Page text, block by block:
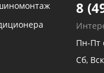
8
Пн-Пт
Сб,